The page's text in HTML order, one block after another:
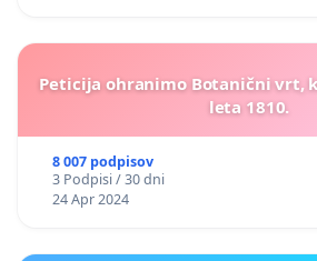
Peticija ohranimo Botanični vrt,
leta 1810.
8 007 podpisov
3 Podpisi / 30 dni
24 Apr 2024